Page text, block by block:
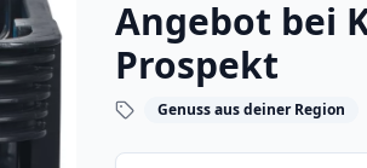
Angebot bei
Prospekt
Genuss aus deiner Region